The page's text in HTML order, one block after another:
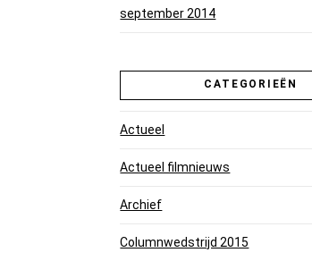
september 2014
CATEGORIEËN
Actueel
Actueel filmnieuws
Archief
Columnwedstrijd 2015